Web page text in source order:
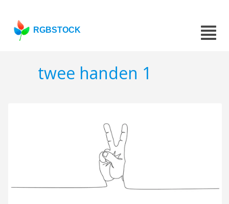
RGBSTOCK
twee handen 1